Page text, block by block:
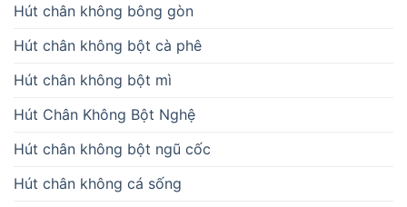
Hút chân không bông gòn
Hút chân không bột cà phê
Hút chân không bột mì
Hút Chân Không Bột Nghệ
Hút chân không bột ngũ cốc
Hút chân không cá sống